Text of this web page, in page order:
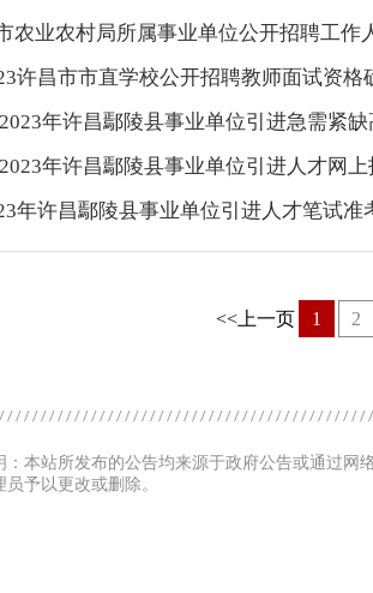
农业农村局所属事业单位公开招聘工作
许昌市市直学校公开招聘教师面试资格
年许昌鄢陵县事业单位引进急需紧
年许昌鄢陵县事业单位引进人才网
年许昌鄢陵县事业单位引进人才笔试
<<上一页 1 2
：本站所发布的公告均来源于政府公告或通过
予以更改或删除。